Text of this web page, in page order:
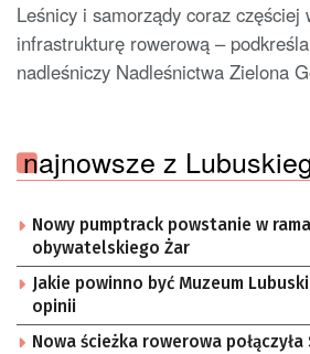
Leśnicy i samorządy coraz
infrastrukturę rowerową –
nadleśniczy Nadleśnictwa Zielona
najnowsze z
Nowy pumptrack powstanie w
obywatelskiego Żar
Jakie powinno być Muzeum
opinii
Nowa ścieżka rowerowa